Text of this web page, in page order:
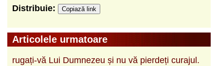
Distribuie: Copiază link
Articolele urmatoare
rugați-vă Lui Dumnezeu și nu vă pierdeți curajul.